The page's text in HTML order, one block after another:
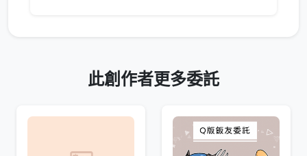
此創作者更多委託